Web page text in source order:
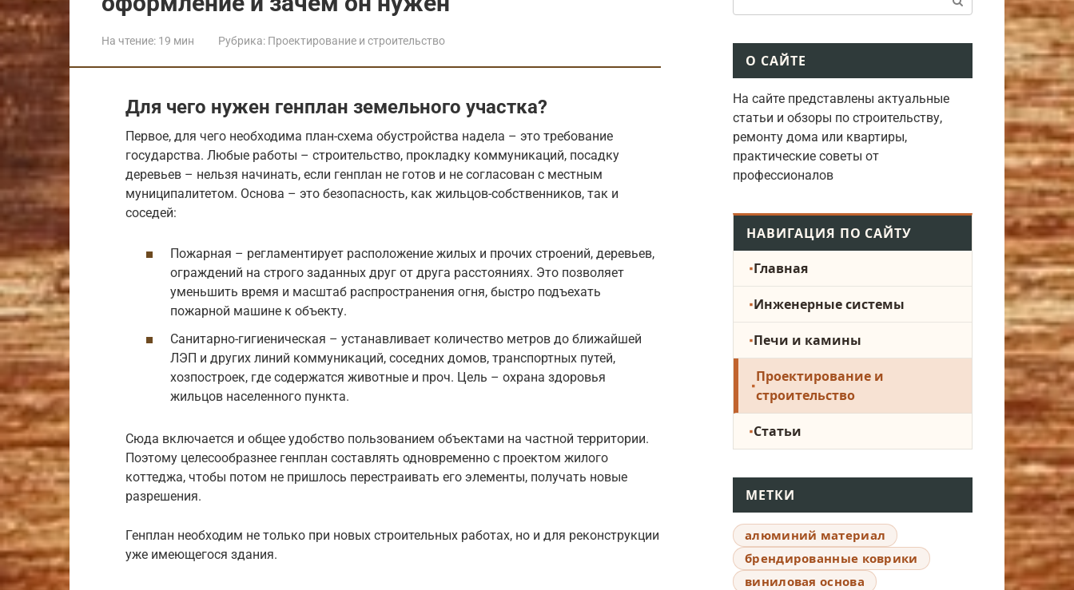
На чтение: 19 мин Рубрика: Проектирование и строительство
Для чего нужен генплан земельного участка?
Первое, для чего необходима план-схема обустройства надела – это требование
государства. Любые работы – строительство, прокладку коммуникаций, посадку
деревьев – нельзя начинать, если генплан не готов и не согласован с местным
муниципалитетом. Основа – это безопасность, как жильцов-собственников, так и
соседей:
Пожарная – регламентирует расположение жилых и прочих строений, деревьев,
ограждений на строго заданных друг от друга расстояниях. Это позволяет
уменьшить время и масштаб распространения огня, быстро подъехать
пожарной машине к объекту.
Санитарно-гигиеническая – устанавливает количество метров до ближайшей
ЛЭП и других линий коммуникаций, соседних домов, транспортных путей,
хозпостроек, где содержатся животные и проч. Цель – охрана здоровья
жильцов населенного пункта.
Сюда включается и общее удобство пользованием объектами на частной территории.
Поэтому целесообразнее генплан составлять одновременно с проектом жилого
коттеджа, чтобы потом не пришлось перестраивать его элементы, получать новые
разрешения.
Генплан необходим не только при новых строительных работах, но и для реконструкции
уже имеющегося здания.
О САЙТЕ
На сайте представлены актуальные
статьи и обзоры по строительству,
ремонту дома или квартиры,
практические советы от
профессионалов
НАВИГАЦИЯ ПО САЙТУ
Главная
Инженерные системы
Печи и камины
Проектирование и
строительство
Статьи
МЕТКИ
алюминий материал
брендированные коврики
виниловая основа